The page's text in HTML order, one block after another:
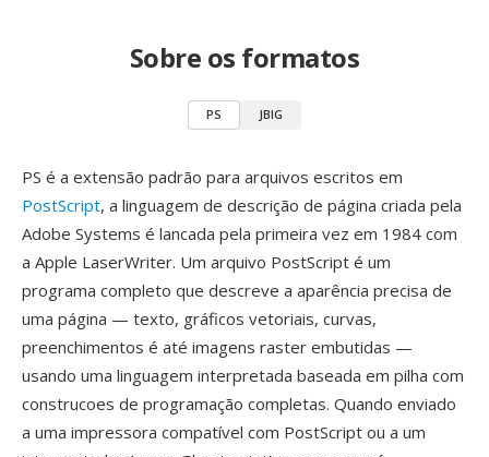
Sobre os formatos
PS JBIG
PS é a extensão padrão para arquivos escritos em
PostScript, a linguagem de descrição de página criada pela
Adobe Systems é lancada pela primeira vez em 1984 com
a Apple LaserWriter. Um arquivo PostScript é um
programa completo que descreve a aparência precisa de
uma página — texto, gráficos vetoriais, curvas,
preenchimentos é até imagens raster embutidas —
usando uma linguagem interpretada baseada em pilha com
construcoes de programação completas. Quando enviado
a uma impressora compatível com PostScript ou a um